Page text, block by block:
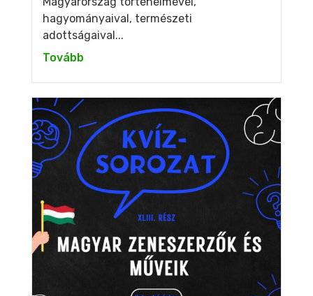
hagyományaival, természeti
adottságaival...
Tovább